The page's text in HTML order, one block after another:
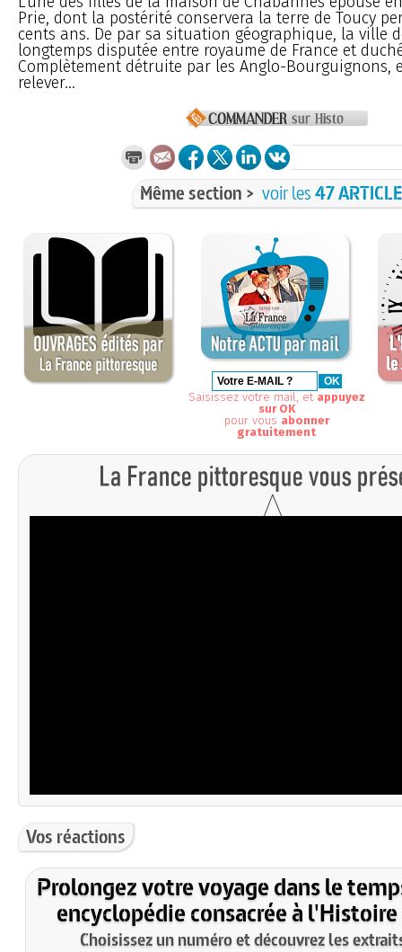
Prie, dont la postérité conservera la terre de Toucy
cents ans. De par sa situation géographique, la ville
longtemps disputée entre royaume de France et
Complètement détruite par les Anglo-Bourguignons,
relever...
Même section > voir les47
Saisissez votre mail, et appuyez
sur OK
pour vous abonner
gratuitement
Vos réactions
Prolongez votre voyage dans le
encyclopédie consacrée à l'Histoire
Choisissez un numéro et découvrez les